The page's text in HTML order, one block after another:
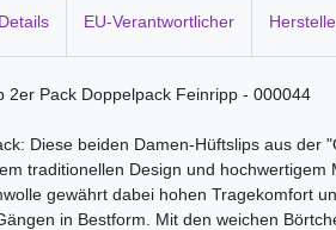
EU-Verantwortlicher
2er Pack Doppelpack Feinripp - 000044
Diese beiden Damen-Hüftslips aus der
traditionellen Design und hochwertigem
gewährt dabei hohen Tragekomfort
in Bestform. Mit den weichen